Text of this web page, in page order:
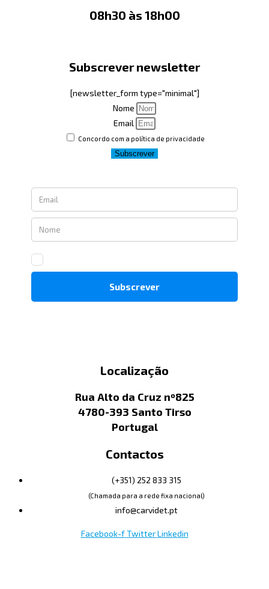
08h30 às 18h00
Subscrever newsletter
[newsletter_form type="minimal"]
Nome
Email
Concordo com a política de privacidade
Subscrever
Localização
Rua Alto da Cruz nº825
4780-393 Santo Tirso
Portugal
Contactos
(+351) 252 833 315
(Chamada para a rede fixa nacional)
info@carvidet.pt
Facebook-f Twitter Linkedin